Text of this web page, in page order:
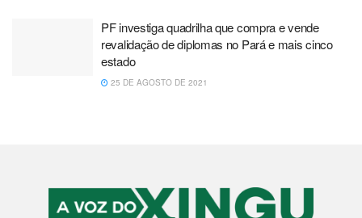
PF investiga quadrilha que compra e vende
revalidação de diplomas no Pará e mais cinco
estado
25 DE AGOSTO DE 2021